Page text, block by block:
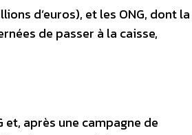
d’euros), et les ONG, dont la
de passer à la caisse,
après une campagne de